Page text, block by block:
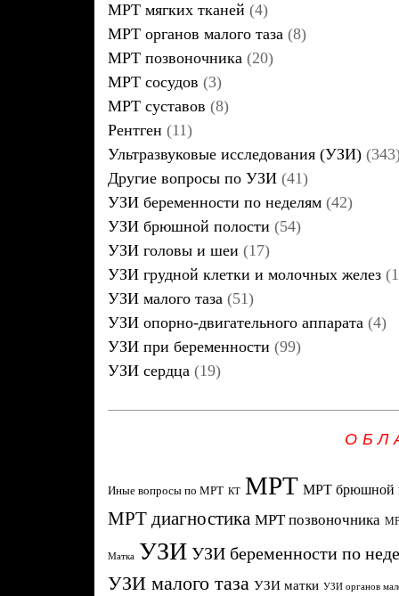
МРТ мягких тканей (4)
МРТ органов малого таза (8)
МРТ позвоночника (20)
МРТ сосудов (3)
МРТ суставов (8)
Рентген (11)
Ультразвуковые исследования (УЗИ)
Другие вопросы по УЗИ (41)
УЗИ беременности по неделям (42)
УЗИ брюшной полости (54)
УЗИ головы и шеи (17)
УЗИ грудной клетки и молочных желез
УЗИ малого таза (51)
УЗИ опорно-двигательного аппарата (4)
УЗИ при беременности (99)
УЗИ сердца (19)
Иные вопросы по МРТ КТ МРТ МРТ брюшной
МРТ диагностика МРТ позвоночника
Матка УЗИ УЗИ беременности по
УЗИ малого таза УЗИ матки УЗИ органов